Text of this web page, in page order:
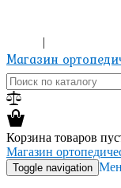
|
Магазин
Корзина товаров
Магазин
Toggle navigation